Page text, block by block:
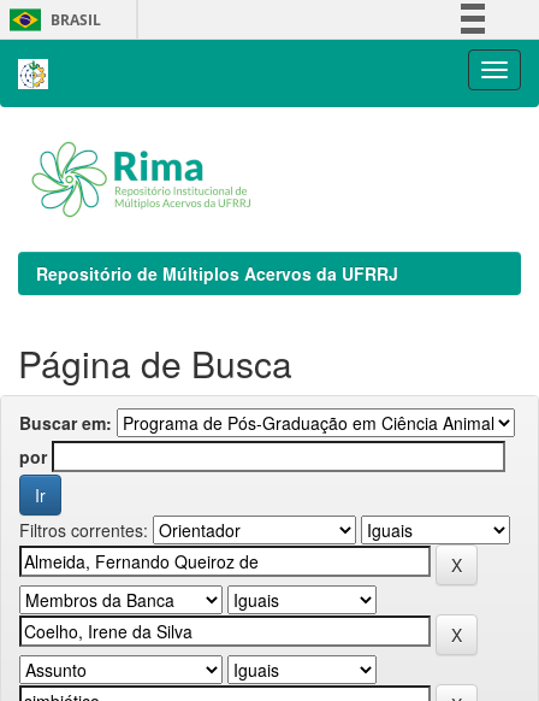
Skip
navigation
BRASIL
Repositório de Múltiplos Acervos da UFRRJ
Página de Busca
Buscar em:
por
Filtros correntes: